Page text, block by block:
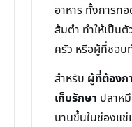
อาหาร ทั้งการท
ส้มตำ ทำให้เป็น
ครัว หรือผู้ที่ชอบ
สำหรับ ผู้ที่ต้องก
เก็บรักษา ปลาห
นานขึ้นในช่องแ